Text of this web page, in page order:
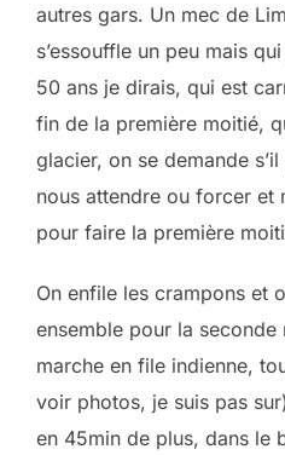
autres gars. Un mec de
s’essouffle un peu mais
50 ans je dirais, qui est
fin de la première moitié,
glacier, on se demande
nous attendre ou forcer et
pour faire la première
On enfile les crampons et
ensemble pour la
marche en file indienne,
voir photos, je suis pas
en 45min de plus, dans le